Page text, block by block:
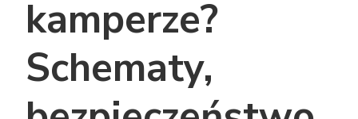
kamperze?
Schematy,